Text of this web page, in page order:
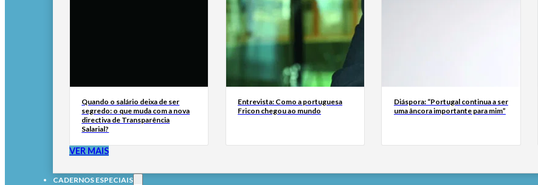
Quando o salário deixa de ser
segredo: o que muda com a nova
directiva de Transparência
Salarial?
Entrevista: Como a portuguesa
Fricon chegou ao mundo
Diáspora: “Portugal continua a ser
uma âncora importante para mim”
VER MAIS
CADERNOS ESPECIAIS